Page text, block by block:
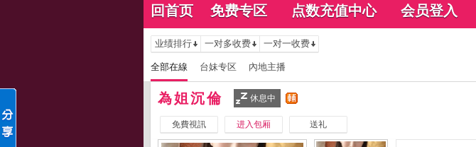
回首页 免费专区 点数充值中心 会员登入
业绩排行 一对多收费 一对一收费
全部在線 台妹专区 內地主播
為姐沉倫 休息中
免費視訊 进入包厢 送礼